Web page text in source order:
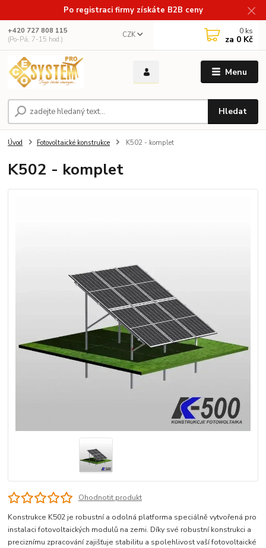
Po registraci firmy získáte B2B ceny
Menu
CZK
Hledat
+420 727 808 115
(Po-Pá, 7-15 hod.)
0 ks
za 0 Kč
Úvod Fotovoltaické konstrukce K502 - komplet
K502 - komplet
Ohodnotit produkt
Konstrukce K502 je robustní a odolná platforma speciálně vytvořená pro
instalaci fotovoltaických modulů na zemi. Díky své robustní konstrukci a
preciznímu zpracování zajišťuje stabilitu a spolehlivost vaší fotovoltaické